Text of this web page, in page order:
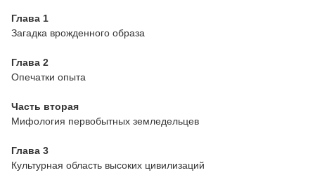
Глава 1
Загадка врожденного образа
Глава 2
Опечатки опыта
Часть вторая
Мифология первобытных земледельцев
Глава 3
Культурная область высоких цивилизаций